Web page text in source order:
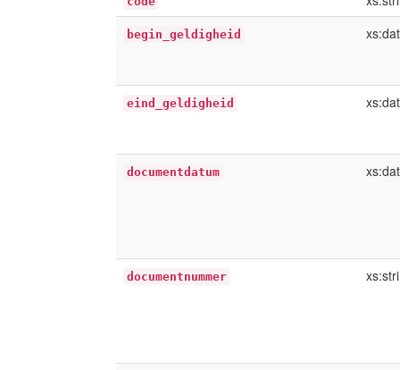
begin_geldigheid
eind_geldigheid
documentdatum
documentnummer